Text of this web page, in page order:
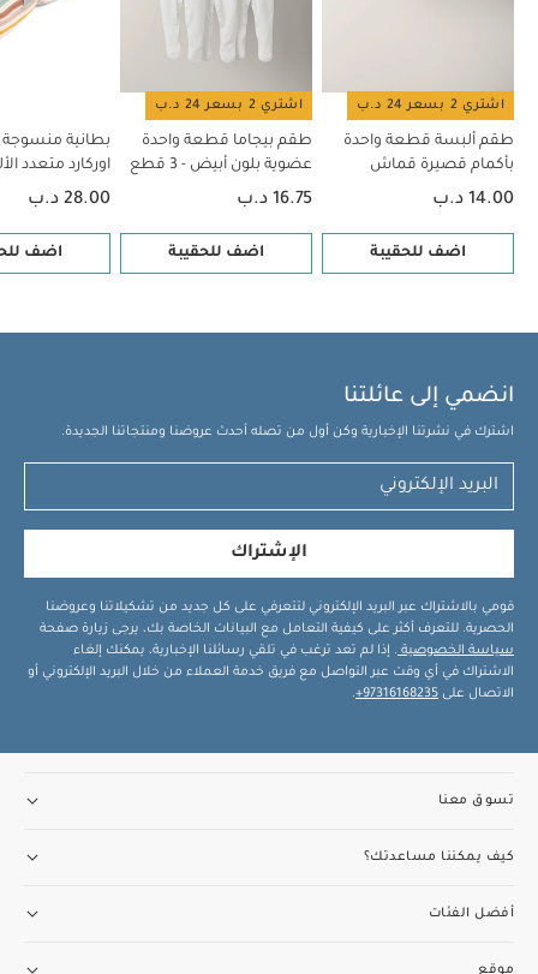
اشتري 2 بسعر 24 د.ب
طقم ألبسة قطعة واحدة
بأكمام قصيرة قماش
عضوي بلون أبيض - 5 قطع
14.00 د.ب
اضف للحقيبة
اشتري 2 بسعر 24 د.ب
طقم بيجاما قطعة واحدة
عضوية بلون أبيض - 3 قطع
16.75 د.ب
اضف للحقيبة
بطانية
اوركارد متعدد
28.00 د.ب
اضف
انضمي إلى عائلتنا
اشترك في نشرتنا الإخبارية وكن أول من تصله أحدث عروضنا ومنتجاتنا الجديدة.
الإشتراك
قومي بالاشتراك عبر البريد الإلكتروني لتتعرفي على كل جديد من تشكيلاتنا وعروضنا
الحصرية. للتعرف أكثر على كيفية التعامل مع البيانات الخاصة بك، يرجى زيارة صفحة
سياسة الخصوصية . إذا لم تعد ترغب في تلقي رسائلنا الإخبارية، يمكنك إلغاء
الاشتراك في أي وقت عبر التواصل مع فريق خدمة العملاء من خلال البريد الإلكتروني أو
الاتصال على 97316168235+
.
تسوق معنا
كيف يمكننا مساعدتك؟
أفضل الفئات
موقع